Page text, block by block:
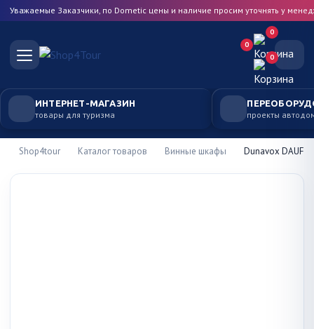
Уважаемые Заказчики, по Dometic цены и наличие просим уточнять у
0
0
0
ИНТЕРНЕТ-МАГАЗИН
товары для туризма проекты
Shop4tour Каталог товаров Винные шкафы Dunavox DAUF-